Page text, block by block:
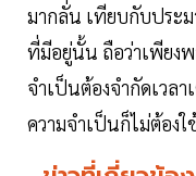
มากลั่น เทียบกับประ
ที่มีอยู่นั้น ถือว่าเพียงพ
จำเป็นต้องจำกัดเวล
ความจำเป็นก็ไม่ต้องใ